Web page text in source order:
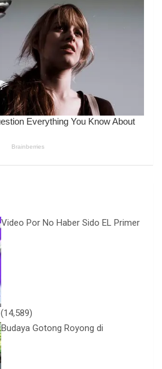
Video Por No Haber Sido EL Primer
(14,589)
Budaya Gotong Royong di